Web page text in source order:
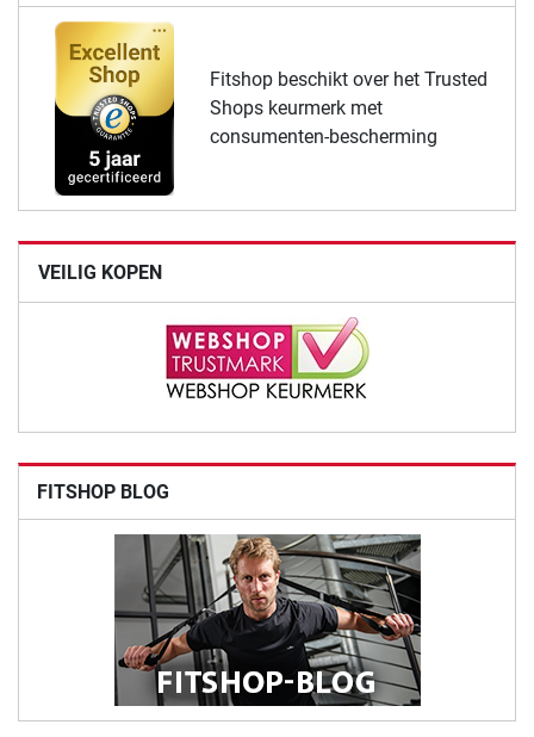
Fitshop beschikt over het Trusted
Shops keurmerk met
consumenten-bescherming
VEILIG KOPEN
FITSHOP BLOG